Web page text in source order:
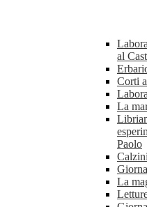
al
Corti
La
Paolo
La